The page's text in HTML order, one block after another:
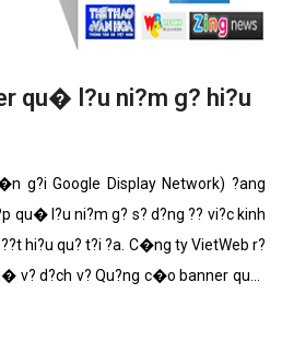
qu� l?u ni?m g? hi?u
g?i Google Display Network) ?ang
qu� l?u ni?m g? s? d?ng ?? vi?c kinh
hi?u qu? t?i ?a. C�ng ty VietWeb r?
v? d?ch v? Qu?ng c�o banner qu�